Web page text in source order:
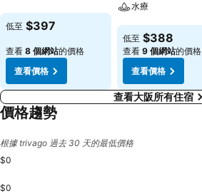
查看價格
低至 $397
查看 8 個網站的價格
查看價格
水療
查看價格
低至 $388
查看 9 個網站的價格
查看價格
查看大阪所有住宿
價格趨勢
根據 trivago 過去 30 天的最低價格
$0
$0